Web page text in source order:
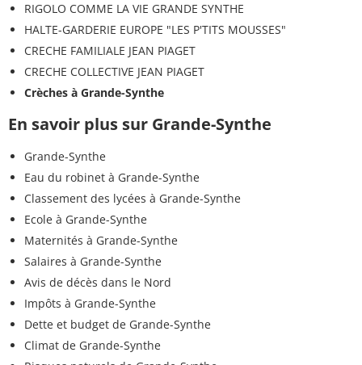
RIGOLO COMME LA VIE GRANDE SYNTHE
HALTE-GARDERIE EUROPE "LES P'TITS MOUSSES"
CRECHE FAMILIALE JEAN PIAGET
CRECHE COLLECTIVE JEAN PIAGET
Crèches à Grande-Synthe
En savoir plus sur Grande-Synthe
Grande-Synthe
Eau du robinet à Grande-Synthe
Classement des lycées à Grande-Synthe
Ecole à Grande-Synthe
Maternités à Grande-Synthe
Salaires à Grande-Synthe
Avis de décès dans le Nord
Impôts à Grande-Synthe
Dette et budget de Grande-Synthe
Climat de Grande-Synthe